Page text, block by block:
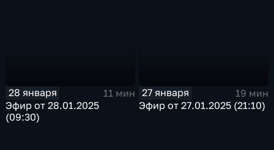
28 января
11 мин
Эфир от 28.01.2025
(09:30)
27 января
19 мин
Эфир от 27.01.2025 (21:10)